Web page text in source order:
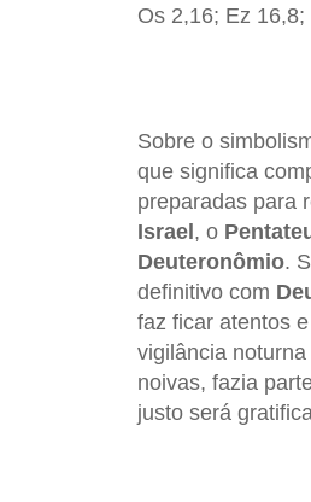
Os 2,16; Ez
Sobre o
que significa
preparadas para
Israel, o
Deuteronômio.
definitivo com
faz ficar atentos
vigilância
noivas, fazia
justo será